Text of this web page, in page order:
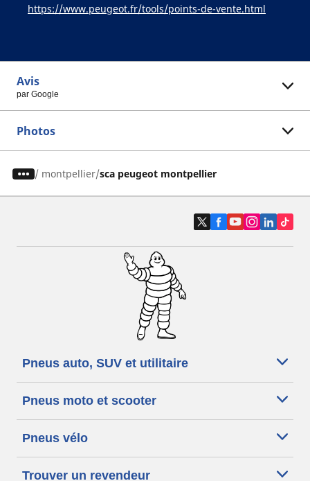
https://www.peugeot.fr/tools/points-de-vente.html
Avis
par Google
Photos
/ montpellier sca peugeot montpellier
Pneus auto, SUV et utilitaire
Pneus moto et scooter
Pneus vélo
Trouver un revendeur